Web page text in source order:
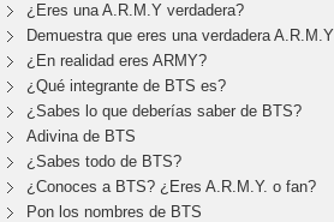
¿Eres una A.R.M.Y verdadera?
Demuestra que eres una verdadera A.R.M.Y
¿En realidad eres ARMY?
¿Qué integrante de BTS es?
¿Sabes lo que deberías saber de BTS?
Adivina de BTS
¿Sabes todo de BTS?
¿Conoces a BTS? ¿Eres A.R.M.Y. o fan?
Pon los nombres de BTS